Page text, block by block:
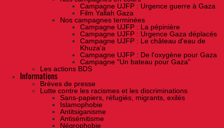
Campagne UJFP : Urgence guerre à Gaza
Film Yallah Gaza
Nos campagnes terminées
Campagne UJFP : La pépinière
Campagne UJFP : Urgence Gaza déplacés
Campagne UJFP : Le château d'eau de
Khuza'a
Campagne UJFP : De l'oxygène pour Gaza
Campagne "Un bateau pour Gaza"
Les actions BDS
Informations
Brèves de presse
Lutte contre les racismes et les discriminations
Sans-papiers, réfugiés, migrants, exilés
Islamophobie
Antitsiganisme
Antisémitisme
Négrophobie